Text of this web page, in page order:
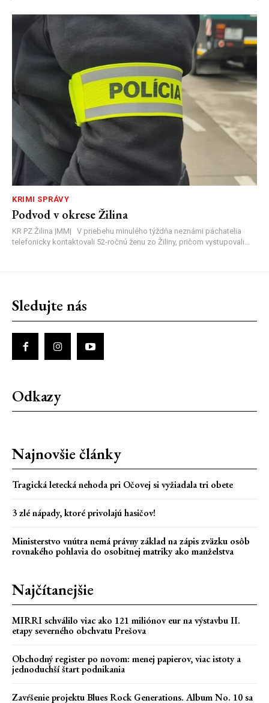
KRIMI SPRÁVY
Podvod v okrese Žilina
KR PZ Žilina |MM| V priebehu minulého týždňa neznámi páchatelia
telefonicky kontaktovali 52-ročnú ženu zo Žiliny, pričom vystupovali...
Sledujte nás
Odkazy
Najnovšie články
Tragická letecká nehoda pri Očovej si vyžiadala tri obete
3 zlé nápady, ktoré privolajú hasičov!
Ministerstvo vnútra nemá právny základ na zápis zväzku osôb
rovnakého pohlavia do osobitnej matriky ako manželstva
Najčítanejšie
MIRRI schválilo viac ako 121 miliónov eur na výstavbu II.
etapy severného obchvatu Prešova
Obchodný register po novom: menej papierov, viac istoty a
jednoduchší štart podnikania
Zavŕšenie projektu Blues Rock Generations. Album No. 10 sa